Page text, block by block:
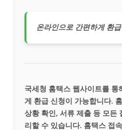
온라인으로 간편하게 환
국세청 홈택스 웹사이트를 통
게 환급 신청이 가능합니다.
상황 확인, 서류 제출 등 모든
리할 수 있습니다. 홈택스 접